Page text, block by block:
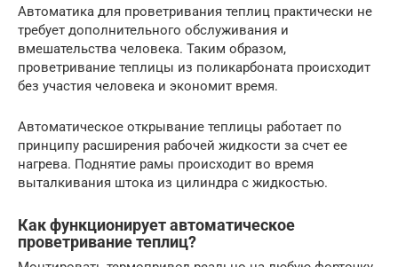
Автоматика для проветривания теплиц практически не
требует дополнительного обслуживания и
вмешательства человека. Таким образом,
проветривание теплицы из поликарбоната происходит
без участия человека и экономит время.
Автоматическое открывание теплицы работает по
принципу расширения рабочей жидкости за счет ее
нагрева. Поднятие рамы происходит во время
выталкивания штока из цилиндра с жидкостью.
Как функционирует автоматическое
проветривание теплиц?